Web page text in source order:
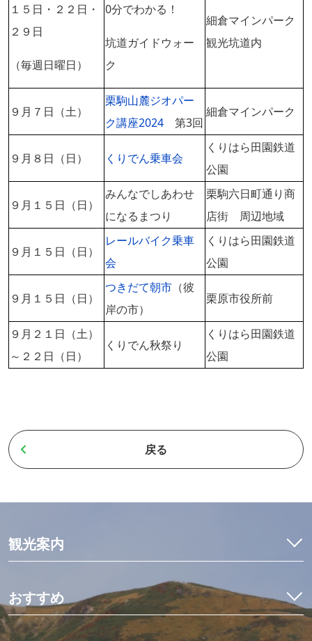
１５日・２２日・
２９日
（毎週日曜日）
0分でわかる！
坑道ガイドウォー
ク
細倉マインパーク
観光坑道内
９月７日（土）
栗駒山麓ジオパー
ク講座2024 第3回
細倉マインパーク
９月８日（日） くりでん乗車会
くりはら田園鉄道
公園
９月１５日（日）
みんなでしあわせ
になるまつり
栗駒六日町通り商
店街 周辺地域
９月１５日（日）
レールバイク乗車
会
くりはら田園鉄道
公園
９月１５日（日）
つきだて朝市 （彼
岸の市）
栗原市役所前
９月２１日（土）
～２２日（日）
くりでん秋祭り
くりはら田園鉄道
公園
戻る
観光案内
モデルコース
観光・体験
宿泊予約
おすすめ
イワナ料理を食べ比べ